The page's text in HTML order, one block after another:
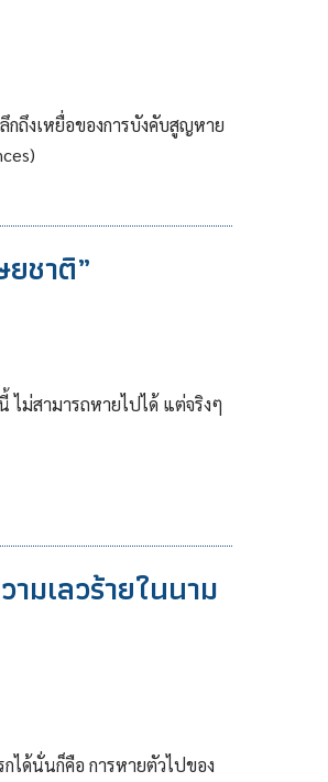
ถึงเหยื่อของการบังคับสูญหาย
ชาติ”
ไม่สามารถหายไปได้ แต่จริงๆ
มเลวร้ายในนาม
ได้นั่นก็คือ การหายตัวไปของ